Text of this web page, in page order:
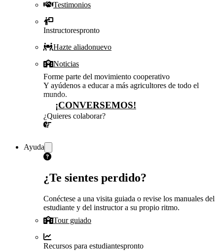
Testimonios
Instructorespronto
Hazte aliadonuevo
Noticias
Forme parte del movimiento cooperativo
Y ayúdenos a educar a más agricultores de todo el
mundo.
¡CONVERSEMOS!
¿Quieres colaborar?
Ayuda
¿Te sientes perdido?
Conéctese a una visita guiada o revise los manuales del
estudiante y del instructor a su propio ritmo.
Tour guiado
Recursos para estudiantespronto